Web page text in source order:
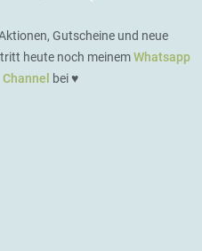
Gutscheine und neue
heute noch meinemWhatsapp
Channel
bei ♥️